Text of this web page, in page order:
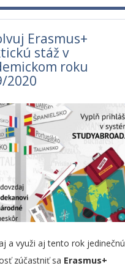
Erasmus+
stáž v
roku
2020
a využi aj tento rok jedinečnú
zúčastniť sa Erasmus+